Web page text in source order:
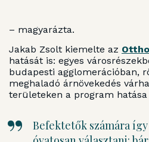
– magyarázta.
Jakab Zsolt kiemelte az
hatását is: egyes
budapesti agglomerációban,
meghaladó árnövekedés
területeken a program
Befektetők számára